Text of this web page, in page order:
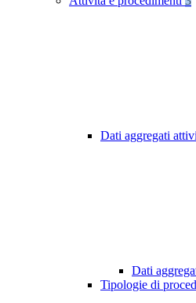
Dati aggregati
Dati
Tipologie di